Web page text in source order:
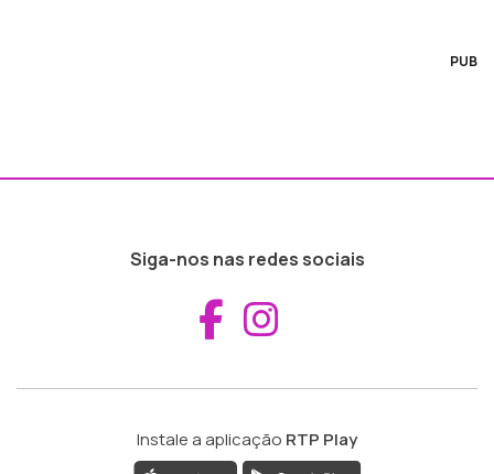
PUB
Siga-nos nas redes sociais
Aceder ao
Instale a aplicação RTP Play